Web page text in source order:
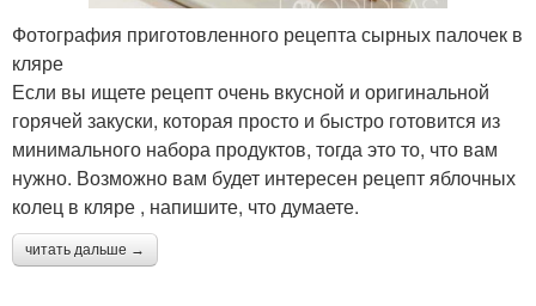
Фотография приготовленного рецепта сырных палочек в
кляре
Если вы ищете рецепт очень вкусной и оригинальной
горячей закуски, которая просто и быстро готовится из
минимального набора продуктов, тогда это то, что вам
нужно. Возможно вам будет интересен рецепт яблочных
колец в кляре , напишите, что думаете.
читать дальше →